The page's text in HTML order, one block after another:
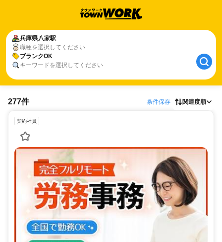
兵庫県八家駅
職種を選択してください
ブランクOK
キーワードを選択してください
277件 条件保存 関連度順
契約社員